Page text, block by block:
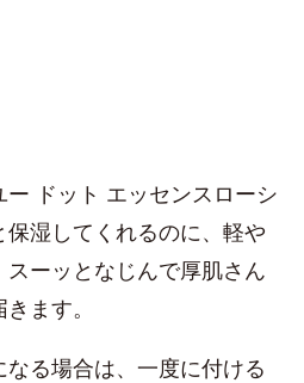
ドット エッセンスローシ
保湿してくれるのに、軽や
ーッとなじんで厚肌さん
ます。
る場合は、一度に付ける